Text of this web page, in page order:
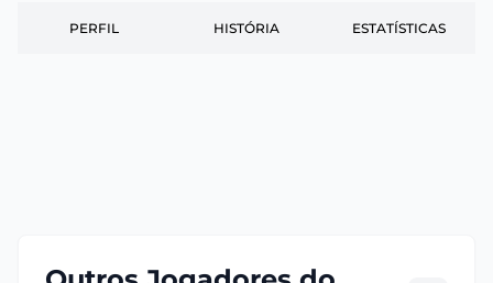
PERFIL HISTÓRIA ESTATÍSTICAS